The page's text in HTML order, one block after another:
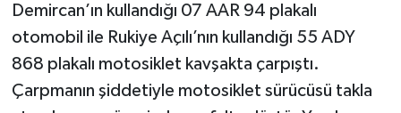
Demircan’ın kullandığı 07 AAR 94 plakalı
otomobil ile Rukiye Açılı’nın kullandığı 55 ADY
868 plakalı motosiklet kavşakta çarpıştı.
Çarpmanın şiddetiyle motosiklet sürücüsü takla